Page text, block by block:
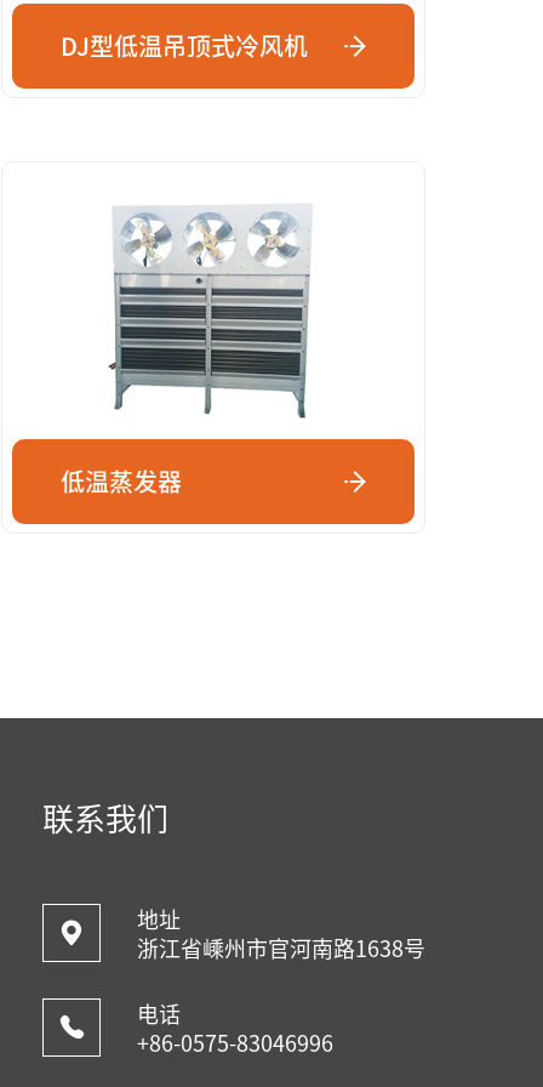
DJ型低温吊顶式冷风机
低温蒸发器
联系我们
地址
浙江省嵊州市官河南路1638号
电话
+86-0575-83046996